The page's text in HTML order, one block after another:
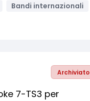
Bandi internazionali
Archiviato
7-TS3 per